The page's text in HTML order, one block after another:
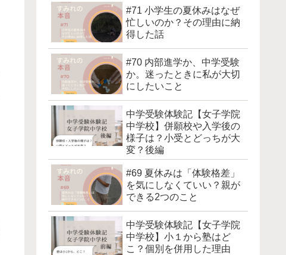
#71 小学生の夏休みはなぜ
忙しいのか？その理由に納
得した話
#70 内部進学か、中学受験
か。迷ったときに私が大切
にしたいこと
中学受験体験記【女子学院
中学校】併願校や入学後の
様子は？小受とどっちが大
変？後編
#69 夏休みは「体験格差」
を気にしなくていい？親が
できる2つのこと
中学受験体験記【女子学院
中学校】小１から塾はど
こ？個別を併用した理由